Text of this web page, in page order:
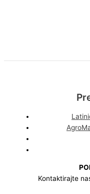
Kontaktirajte